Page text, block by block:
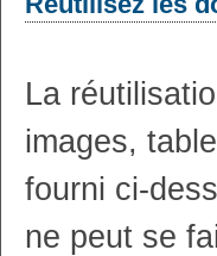
La
images,
fourni ci-
ne peut se